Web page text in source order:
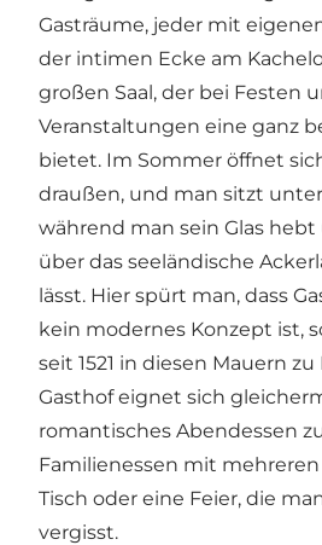
Gasträume, jeder mit
der intimen Ecke am
großen Saal, der bei Festen
Veranstaltungen eine ganz
bietet. Im Sommer öffnet
draußen, und man sitzt
während man sein Glas
über das seeländische
lässt. Hier spürt man, dass
kein modernes Konzept ist,
seit 1521 in diesen Mauern zu
Gasthof eignet sich
romantisches Abendessen
Familienessen mit
Tisch oder eine Feier, die
vergisst.